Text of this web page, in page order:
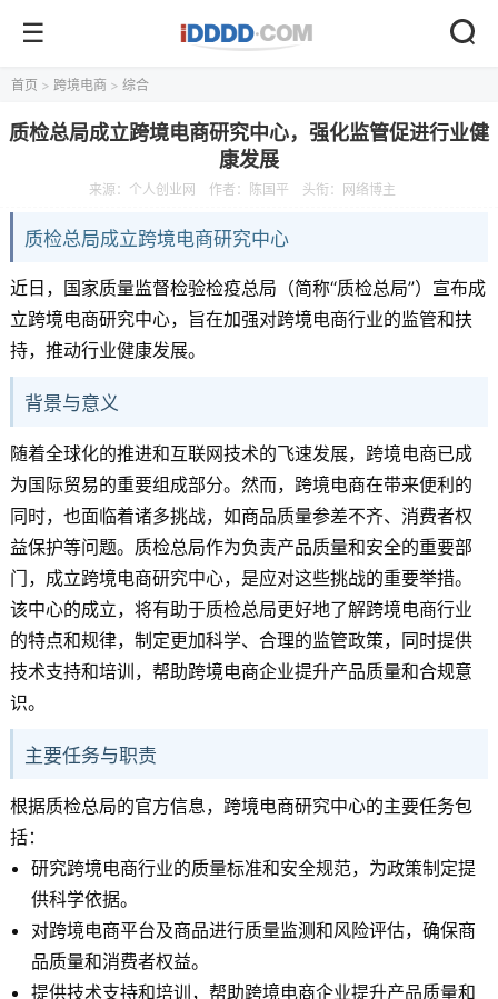
首页 > 跨境电商 > 综合
质检总局成立跨境电商研究中心，强化监管促进行业健
康发展
来源： 个人创业网 作者：陈国平 头衔：网络博主
质检总局成立跨境电商研究中心
近日，国家质量监督检验检疫总局（简称“质检总局”）宣布成
立跨境电商研究中心，旨在加强对跨境电商行业的监管和扶
持，推动行业健康发展。
背景与意义
随着全球化的推进和互联网技术的飞速发展，跨境电商已成
为国际贸易的重要组成部分。然而，跨境电商在带来便利的
同时，也面临着诸多挑战，如商品质量参差不齐、消费者权
益保护等问题。质检总局作为负责产品质量和安全的重要部
门，成立跨境电商研究中心，是应对这些挑战的重要举措。
该中心的成立，将有助于质检总局更好地了解跨境电商行业
的特点和规律，制定更加科学、合理的监管政策，同时提供
技术支持和培训，帮助跨境电商企业提升产品质量和合规意
识。
主要任务与职责
根据质检总局的官方信息，跨境电商研究中心的主要任务包
括：
研究跨境电商行业的质量标准和安全规范，为政策制定提
供科学依据。
对跨境电商平台及商品进行质量监测和风险评估，确保商
品质量和消费者权益。
提供技术支持和培训，帮助跨境电商企业提升产品质量和